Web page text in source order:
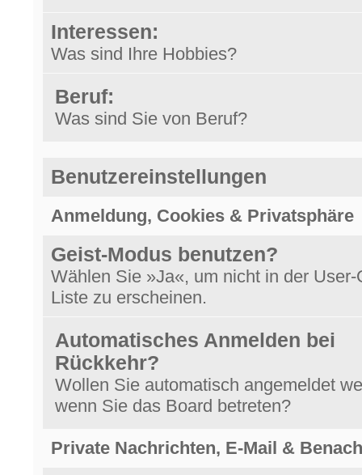
Interessen:
Was sind Ihre Hobbies?
Beruf:
Was sind Sie von Beruf?
Benutzereinstellungen
Anmeldung, Cookies & Privatsphäre
Geist-Modus benutzen?
Wählen Sie »Ja«, um nicht in der User-
Liste zu erscheinen.
Automatisches Anmelden bei
Rückkehr?
Wollen Sie automatisch angemeldet
wenn Sie das Board betreten?
Private Nachrichten, E-Mail &